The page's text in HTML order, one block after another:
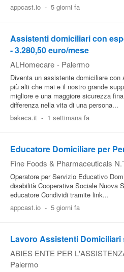
Offerte
Area
Aziende
appcast.io - 5 giorni fa
Assistenti domiciliari con
- 3.280,50 euro/mese
ALHomecare - Palermo
Diventa un assistente domiciliare con
più alti che mai e il nostro grande
migliore e una maggiore sicurezza
differenza nella vita di una persona...
bakeca.it - 1 settimana fa
Educatore Domiciliare per
Fine Foods & Pharmaceuticals
Operatore per Servizio Educativo
disabilità Cooperativa Sociale Nuova
educatore Condividi tramite link...
appcast.io - 5 giorni fa
Lavoro Assistenti Domiciliari
ABIES ENTE PER
Palermo